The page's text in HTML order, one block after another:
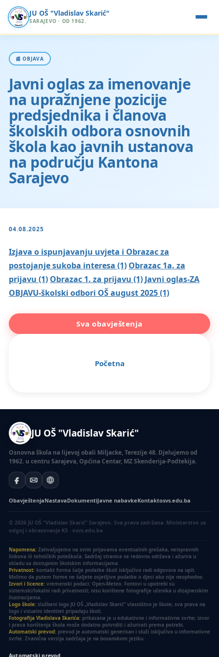
JU OŠ "Vladislav Skarić"
SARAJEVO · OD 1962.
📰 OBJAVA
Javni oglas za imenovanje
na upražnjene pozicije
predsjednika i članova
školskih odbora osnovnih
škola kao javnih ustanova
na području Kantona
Sarajevo
04.08.2025
Izjava o ispunjavanju uvjeta i Obrazac za
postojanje sukoba interesa (1) Obrazac 1a. za
prijavu (1) Obrazac 1. za prijavu (1) Javni oglas-ZA
OBJAVU-školski odbori OŠ august 2025 (1)
Sva obavještenja
Početna
JU OŠ "Vladislav Skarić"
Osnovna škola na lijevoj obali Miljacke, Terezije 48. Djelujemo od
1962. u centru Sarajeva, Općina Centar, MZ Skenderija-Podtekija.
ObavještenjaNastavaDokumentiJavne nabavkeKontaktosvs.edu.ba
© 2026 JU OŠ "Vladislav Skarić" Sarajevo. Sva prava zadržana. Ministarstvo za
odgoj i obrazovanje KS · osvs.edu.ba
Napomena: Zahvaljujemo na svim prijavama eventualnih grešaka, neispravnih
linkova ili tehničkih poteškoća. Sadržaj stranice se redovno održava i ažurira u
skladu sa dostupnim školskim informacijama.
Privatnost: kontakt forma šalje podatke školi isključivo radi odgovora na upit.
Molimo da putem forme ne šaljete osjetljive podatke o djeci ako nije neophodno.
Izvori i licence: vremenski podaci: Open-Meteo. Fontovi u upotrebi su
sistemski/lokalni radi privatnosti; nisu korištene fotografije učenika u dizajnerskim
ilustracijama.
Logo škole: službeni logo JU OŠ „Vladislav Skarić” vlasništvo je škole; sva prava na
logo i vizuelni identitet pripadaju školi.
Fotografija Vladislava Skarića: prikazana je u edukativne i informativne svrhe; izvor
i prava korištenja škola može dodatno potvrditi i ažurirati prema potrebi.
Automatski prevod: prevod je automatski generisan i služi isključivo u informativne
svrhe. Zvanična verzija sadržaja je na bosanskom jeziku.
Automatski prevod